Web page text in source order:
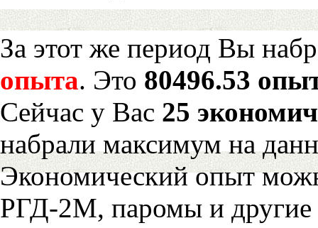
За этот же период Вы
опыта. Это 80496.53
Сейчас у Вас 25
набрали максимум на
Экономический опыт
РГД-2М, паромы и другие